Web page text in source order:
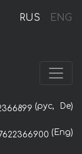
RUS ENG
(рус, De)
(Eng)